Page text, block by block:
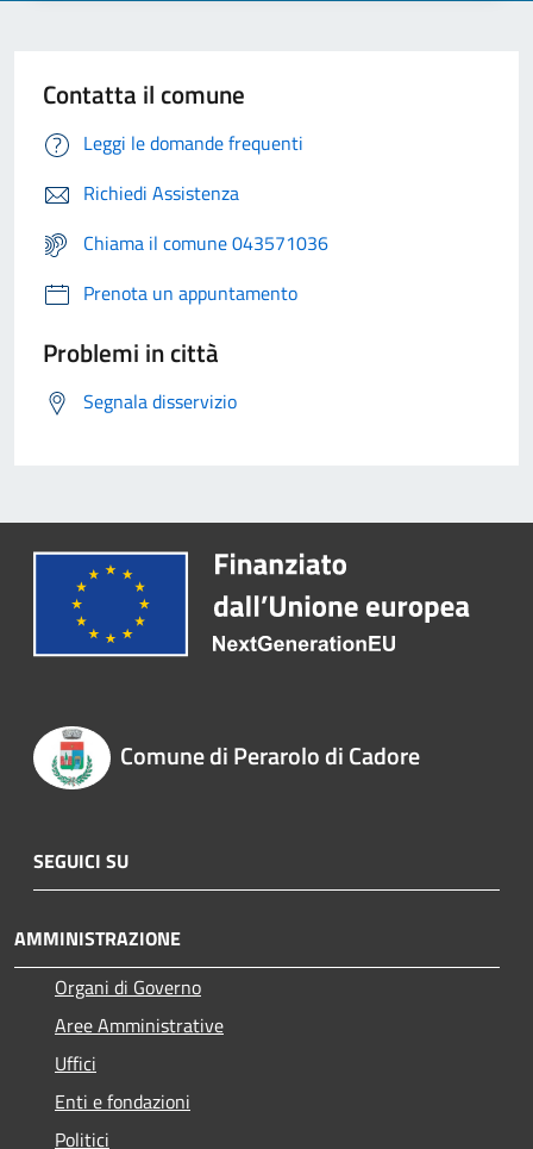
Contatta il comune
Leggi le domande frequenti
Richiedi Assistenza
Chiama il comune 043571036
Prenota un appuntamento
Problemi in città
Segnala disservizio
Comune di Perarolo di Cadore
SEGUICI SU
AMMINISTRAZIONE
Organi di Governo
Aree Amministrative
Uffici
Enti e fondazioni
Politici